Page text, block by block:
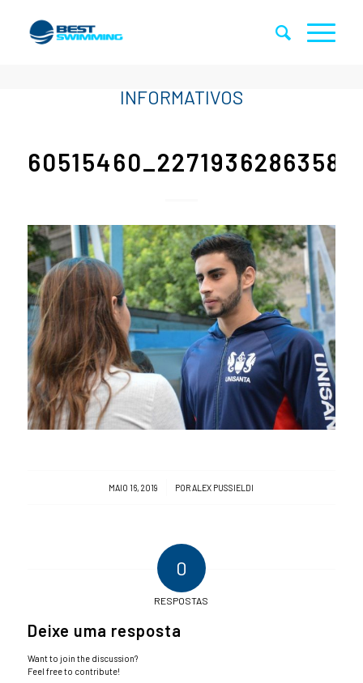
MAIO 16, 2019
/ POR ALEX PUSSIELDI
0
RESPOSTAS
Deixe uma resposta
Want to join the discussion?
Feel free to contribute!